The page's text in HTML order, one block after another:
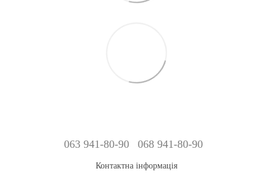
063 941-80-90 068 941-80-90
Контактна інформація